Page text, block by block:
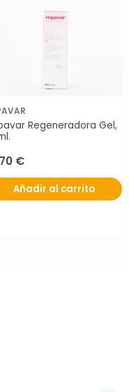
Regeneradora Gel,
€
Añadir al carrito